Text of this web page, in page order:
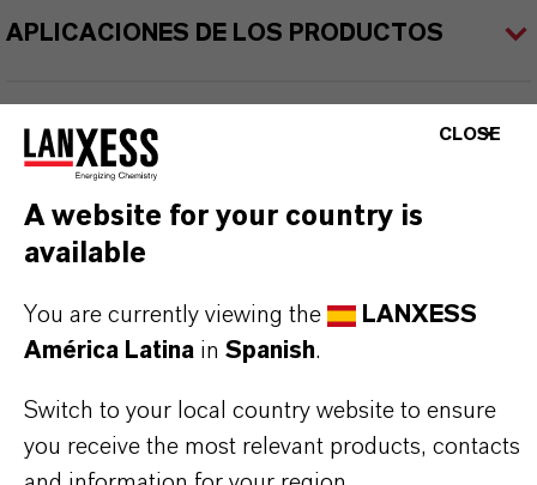
APLICACIONES DE LOS PRODUCTOS
SINÓNIMOS DEL PRODUCTO
Contacto comercial
Nilva Teresa Goncalves
Jarinu
CLOSE
A website for your country is
available
You are currently viewing the
LANXESS
América Latina in Spanish.
Switch to your local country website to ensure
you receive the most relevant products, contacts